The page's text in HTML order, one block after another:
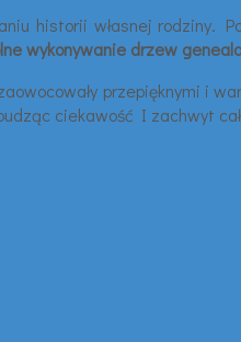
historii własnej rodziny.
wykonywanie drzew
przepięknymi i
ciekawość I zachwyt